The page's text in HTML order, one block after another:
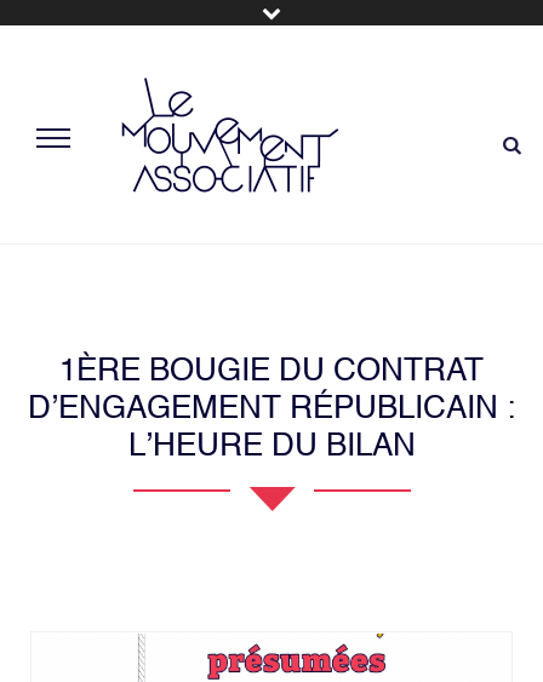
1ÈRE BOUGIE DU CONTRAT
D’ENGAGEMENT RÉPUBLICAIN :
L’HEURE DU BILAN